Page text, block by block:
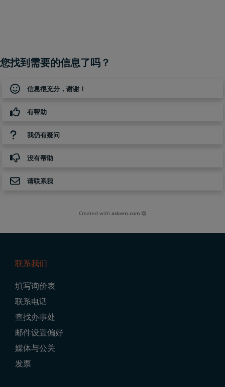
您找到需要的信息了吗？
信息很充分，谢谢！
有帮助
我仍有疑问
没有帮助
请联系我
Created withaskem.com
Navigation
联系我们
填写询价表
联系电话
查找办事处
邮件设置偏好
媒体与公关
发票